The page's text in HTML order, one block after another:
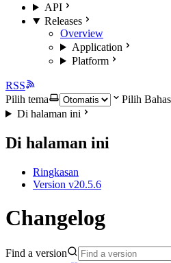
API
Releases
Overview
Application
Platform
RSS
Pilih tema
Pilih
Di halaman ini
Di halaman ini
Ringkasan
Version v20.5.6
Changelog
Find a version